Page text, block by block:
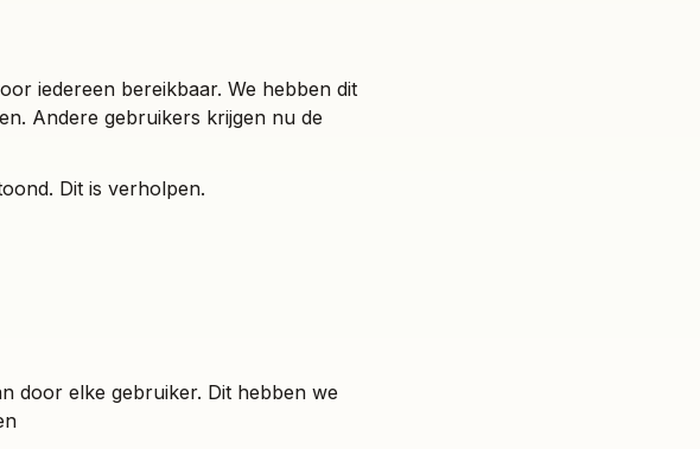
iedereen bereikbaar. We hebben dit
Andere gebruikers krijgen nu de
Dit is verholpen.
door elke gebruiker. Dit hebben we